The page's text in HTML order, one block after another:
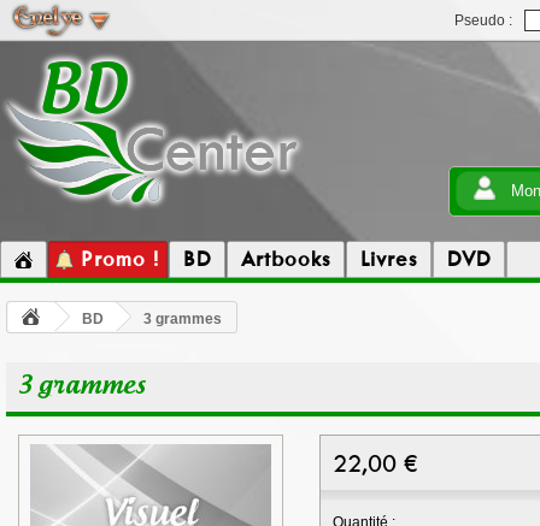
Pseudo :
Promo ! BD Artbooks Livres DVD
BD 3 grammes
3 grammes
22,00 €
Quantité :